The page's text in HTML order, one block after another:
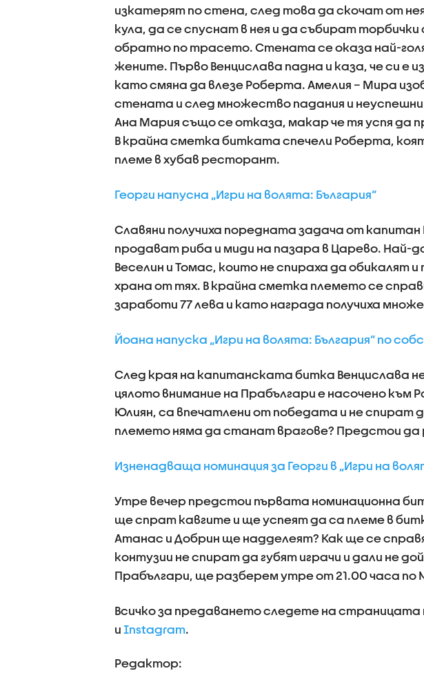
изкатерят по стена, след това да скочат от
кула, да се спуснат в нея и да събират
обратно по трасето. Стената се оказа най-
жените. Първо Венцислава падна и каза, че си е
като смяна да влезе Роберта. Амелия – Мира
стената и след множество падания и
Ана Мария също се отказа, макар че тя успя да
В крайна сметка битката спечели Роберта,
племе в хубав ресторант.
Георги напусна „Игри на волята: България“
Славяни получиха поредната задача от
продават риба и миди на пазара в Царево. Най-
Веселин и Томас, които не спираха да обикалят
храна от тях. В крайна сметка племето се
заработи 77 лева и като награда получиха
Йоана напуска „Игри на волята: България“ по
След края на капитанската битка Венцислава
цялото внимание на Прабългари е насочено
Юлиян, са впечатлени от победата и не спират
племето няма да станат врагове? Предстои да
Изненадваща номинация за Георги в „Игри на
Утре вечер предстои първата номинационна
ще спрат кавгите и ще успеят да са племе в
Атанас и Добрин ще надделеят? Как ще се
контузии не спират да губят играчи и дали не
Прабългари, ще разберем утре от 21.00 часа по
Всичко за предаването следете на страницата
и Instagram.
Редактор: